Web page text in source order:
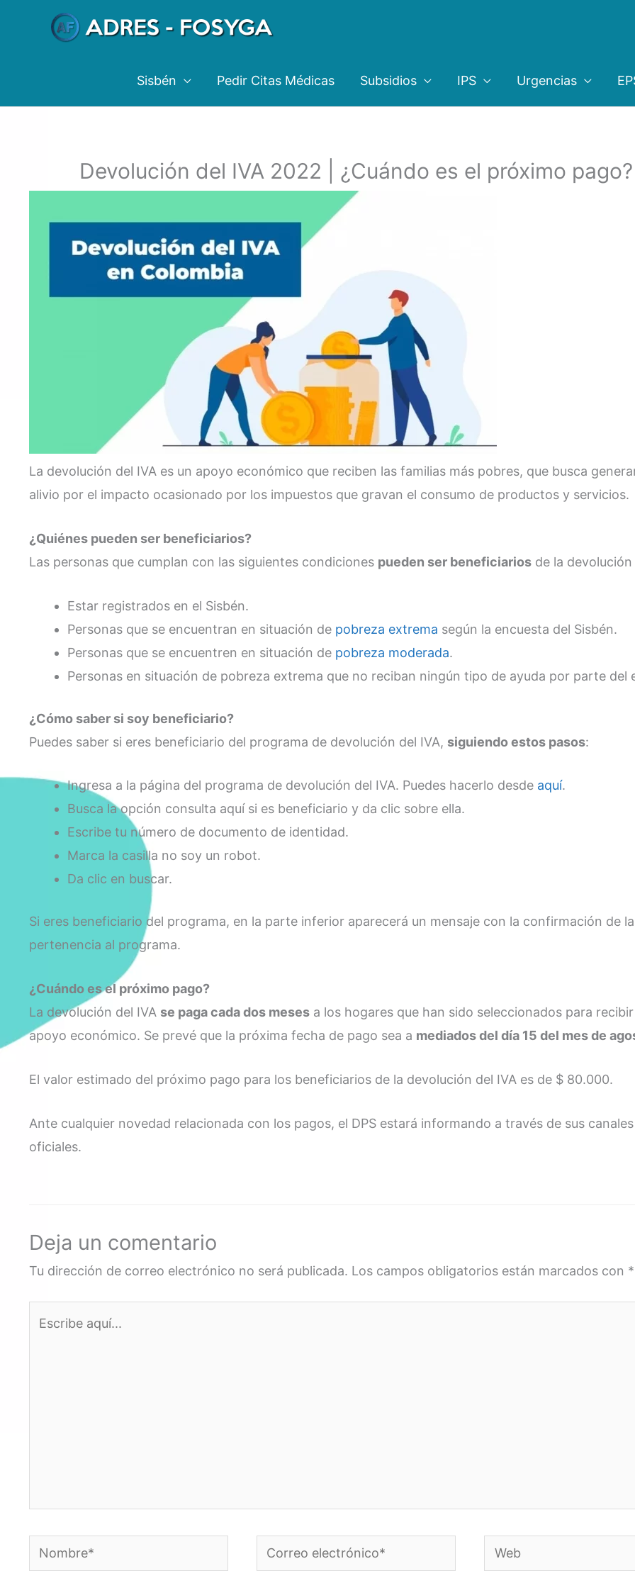
Sisbén
Pedir Citas Médicas Subsidios IPS Urgencias
Devolución del IVA 2022 | ¿Cuándo es el próximo pago?
La devolución del IVA es un apoyo económico que reciben las familias más pobres, que busca
alivio por el impacto ocasionado por los impuestos que gravan el consumo de productos y servicios.
¿Quiénes pueden ser beneficiarios?
Las personas que cumplan con las siguientes condiciones pueden ser beneficiariosde la devolución
Estar registrados en el Sisbén.
Personas que se encuentran en situación de pobreza extrema según la encuesta del Sisbén.
Personas que se encuentren en situación de pobreza moderada.
Personas en situación de pobreza extrema que no reciban ningún tipo de ayuda por parte del
¿Cómo saber si soy beneficiario?
Puedes saber si eres beneficiario del programa de devolución del IVA, siguiendo estos pasos:
Ingresa a la página del programa de devolución del IVA. Puedes hacerlo desde aquí.
Busca la opción consulta aquí si es beneficiario y da clic sobre ella.
Escribe tu número de documento de identidad.
Marca la casilla no soy un robot.
Da clic en buscar.
Si eres beneficiario del programa, en la parte inferior aparecerá un mensaje con la confirmación de la
pertenencia al programa.
¿Cuándo es el próximo pago?
La devolución del IVA se paga cada dos mesesa los hogares que han sido seleccionados para
apoyo económico. Se prevé que la próxima fecha de pago sea a mediados del día 15 del mes de
El valor estimado del próximo pago para los beneficiarios de la devolución del IVA es de $ 80.000.
Ante cualquier novedad relacionada con los pagos, el DPS estará informando a través de sus canales
oficiales.
Deja un comentario
Tu dirección de correo electrónico no será publicada. Los campos obligatorios están marcados con *
Nombre*
Correo
electrónico*
Web